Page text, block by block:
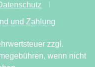
und Zahlung
zzgl.
wenn nicht